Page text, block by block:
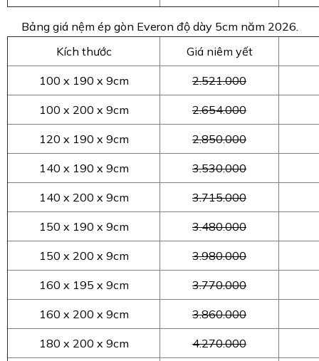
Bảng giá nệm ép gòn Everon độ dày 5cm năm 2026.
Kích thước
Giá niêm yết
100 x 190 x 9cm 2.521.000
100 x 200 x 9cm 2.654.000
120 x 190 x 9cm 2.850.000
140 x 190 x 9cm 3.530.000
140 x 200 x 9cm 3.715.000
150 x 190 x 9cm 3.480.000
150 x 200 x 9cm 3.980.000
160 x 195 x 9cm 3.770.000
160 x 200 x 9cm 3.860.000
180 x 200 x 9cm 4.270.000